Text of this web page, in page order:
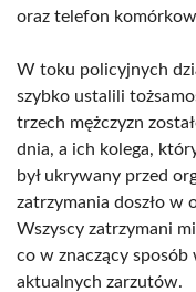
oraz telefon
W toku policyjnych
szybko ustalili
trzech mężczyzn
dnia, a ich kolega,
był ukrywany przed
zatrzymania doszło w
Wszyscy zatrzymani
co w znaczący sposób
aktualnych zarzutów.